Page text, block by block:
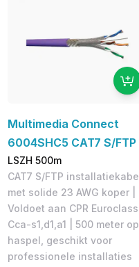
Multimedia Connect
6004SHC5 CAT7 S/FTP
LSZH 500m
CAT7 S/FTP
met solide 23 AWG koper |
Voldoet aan CPR Euroclass
Cca-s1,d1,a1 | 500 meter op
haspel, geschikt voor
professionele installaties